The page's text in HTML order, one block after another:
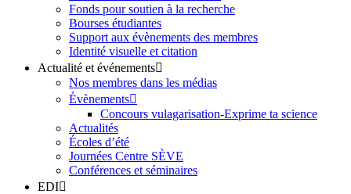
Fonds pour soutien à la recherche
Bourses étudiantes
Support aux évènements des membres
Identité visuelle et citation
Actualité et événements
Nos membres dans les médias
Évènements
Concours vulagarisation-Exprime ta science
Actualités
Écoles d’été
Journées Centre SÈVE
Conférences et séminaires
EDI